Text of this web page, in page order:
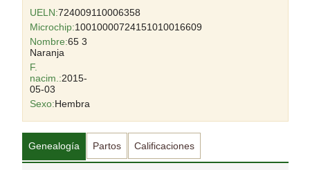
UELN:724009110006358
Microchip:10010000724151010016609
Nombre:65 3
Naranja
F.
nacim.:2015-
05-03
Sexo:Hembra
Genealogía Partos Calificaciones